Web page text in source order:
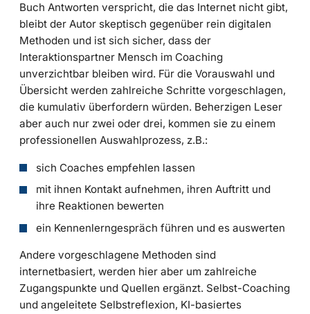
Buch Antworten verspricht, die das Internet nicht gibt,
bleibt der Autor skeptisch gegenüber rein digitalen
Methoden und ist sich sicher, dass der
Interaktionspartner Mensch im Coaching
unverzichtbar bleiben wird. Für die Vorauswahl und
Übersicht werden zahlreiche Schritte vorgeschlagen,
die kumulativ überfordern würden. Beherzigen Leser
aber auch nur zwei oder drei, kommen sie zu einem
professionellen Auswahlprozess, z.B.:
sich Coaches empfehlen lassen
mit ihnen Kontakt aufnehmen, ihren Auftritt und
ihre Reaktionen bewerten
ein Kennenlerngespräch führen und es auswerten
Andere vorgeschlagene Methoden sind
internetbasiert, werden hier aber um zahlreiche
Zugangspunkte und Quellen ergänzt. Selbst-Coaching
und angeleitete Selbstreflexion, KI-basiertes